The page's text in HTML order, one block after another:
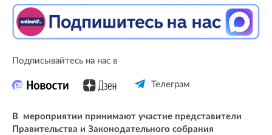
Подписывайтесь на нас в
Телеграм
В мероприятии принимают участие представители
Правительства и Законодательного собрания